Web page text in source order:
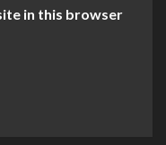
in this browser